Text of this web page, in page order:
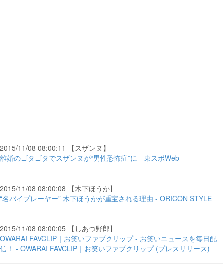
2015/11/08 08:00:11 【スザンヌ】
離婚のゴタゴタでスザンヌが“男性恐怖症”に - 東スポWeb
2015/11/08 08:00:08 【木下ほうか】
“名バイプレーヤー” 木下ほうかが重宝される理由 - ORICON STYLE
2015/11/08 08:00:05 【しあつ野郎】
OWARAI FAVCLIP｜お笑いファブクリップ - お笑いニュースを毎日配
信！ - OWARAI FAVCLIP｜お笑いファブクリップ (プレスリリース)